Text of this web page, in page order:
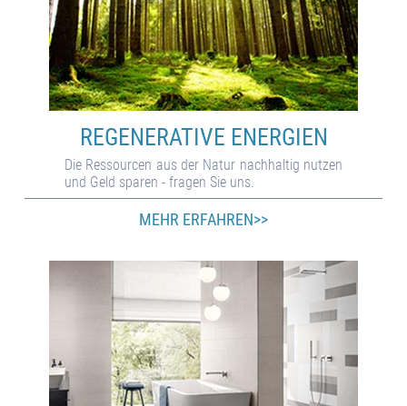
REGENERATIVE ENERGIEN
Die Res­sour­cen aus der Na­tur nach­hal­tig nutzen
und Geld sparen - fra­gen Sie uns.
MEHR ERFAHREN>>